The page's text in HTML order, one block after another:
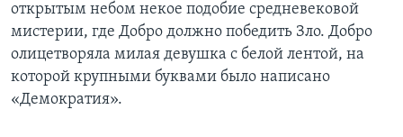
открытым небом некое подобие средневековой
мистерии, где Добро должно победить Зло. Добро
олицетворяла милая девушка с белой лентой, на
которой крупными буквами было написано
«Демократия».